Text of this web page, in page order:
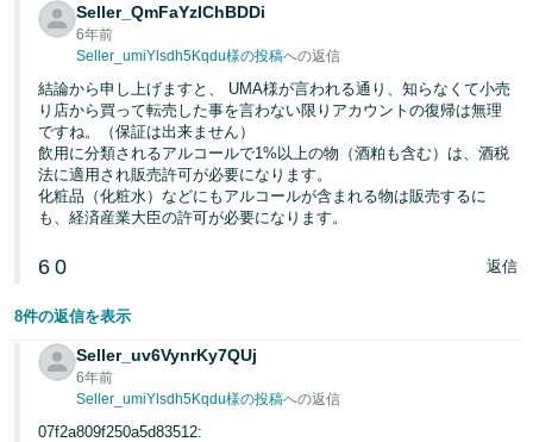
Seller_QmFaYzIChBDDi
6年前
Seller_umiYlsdh5Kqdu様の投稿への返信
結論から申し上げますと、 UMA様が言われる通り、知らなくて小売
り店から買って転売した事を言わない限りアカウントの復帰は無理
ですね。（保証は出来ません）
飲用に分類されるアルコールで1%以上の物（酒粕も含む）は、酒税
法に適用され販売許可が必要になります。
化粧品（化粧水）などにもアルコールが含まれる物は販売するに
も、経済産業大臣の許可が必要になります。
6 0 返信
8件の返信を表示
Seller_uv6VynrKy7QUj
6年前
Seller_umiYlsdh5Kqdu様の投稿への返信
07f2a809f250a5d83512: